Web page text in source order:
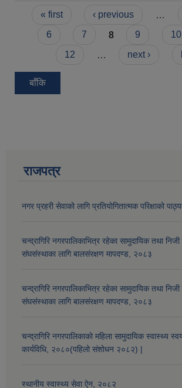
Pages
« first ‹ previous
6
7 8 9 10
12
next ›
बाँकि
राजपत्र
नगर प्रहरी सेवाको लागि प्रतियोगितात्मक परिक्षाको
चन्द्रागिरि नगरपालिकाभित्र रहेका सामुदायिक तथा
संघसंस्थाका लागि बालसंरक्षण मापदण्ड, २०८३
चन्द्रागिरि नगरपालिकाभित्र रहेका सामुदायिक तथा
संघसंस्थाका लागि बालसंरक्षण मापदण्ड, २०८३
चन्द्रागिरि नगरपालिकाको महिला सामुदायिक स्वास्थ्य
कार्यविधि, २०८०(पहिलो संशोधन २०८२) |
स्थानीय स्वास्थ्य सेवा ऐन, २०८२